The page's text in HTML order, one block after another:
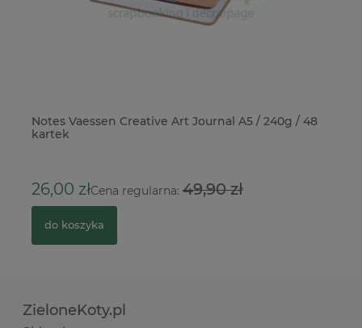
Notes Vaessen Creative Art Journal A5 / 240g / 48
kartek
26,00 złCena regularna: 49,90 zł
do koszyka
ZieloneKoty.pl